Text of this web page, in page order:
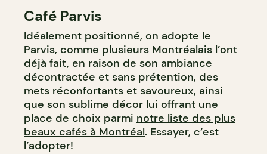
CAFÉ
Café Parvis
Idéalement positionné, on adopte le
Parvis, comme plusieurs Montréalais l’ont
déjà fait, en raison de son ambiance
décontractée et sans prétention, des
mets réconfortants et savoureux, ainsi
que son sublime décor lui offrant une
place de choix parmi notre liste des plus
beaux cafés à Montréal. Essayer, c’est
l’adopter!